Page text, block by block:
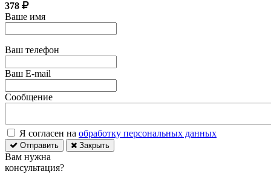
378
Ваше имя
Ваш телефон
Ваш E-mail
Сообщение
Я согласен на обработку персональных данных
Отправить Закрыть
Вам нужна
консультация?